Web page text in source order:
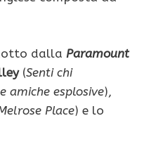
dalla Paramount
(Senti chi
amiche esplosive),
Place) e lo